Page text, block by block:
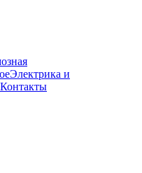
Электрика и
Контакты